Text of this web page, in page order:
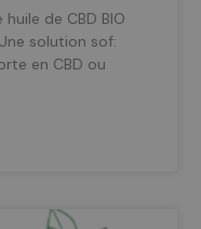
de CBD BIO
solution sof:
en CBD ou